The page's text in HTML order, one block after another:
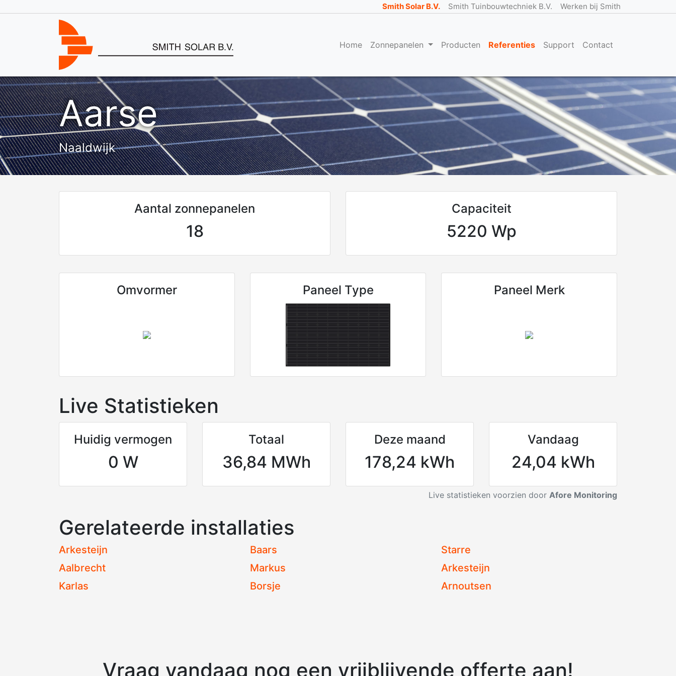
Smith Solar B.V. Smith Tuinbouwtechniek B.V. Werken bij Smith
Home Zonnepanelen Producten Referenties Support Contact
Aarse
Naaldwijk
Aantal zonnepanelen
18
Capaciteit
5220 Wp
Omvormer Paneel Type Paneel Merk
Live Statistieken
Huidig vermogen
0 W
Totaal
36,84 MWh
Deze maand
178,24 kWh
Vandaag
24,04 kWh
Live statistieken voorzien door Afore Monitoring
Gerelateerde installaties
Arkesteijn Baars
Starre
Aalbrecht
Markus
Arkesteijn
Karlas
Borsje Arnoutsen
Vraag vandaag nog een vrijblijvende offerte aan!